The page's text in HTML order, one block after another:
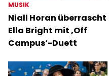
MUSIK
Niall Horan überrascht
Ella Bright mit ‚Off
Campus‘-Duett